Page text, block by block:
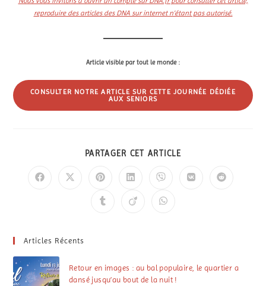
reproduire des articles des DNA sur internet n’étant pas autorisé.
Article visible par tout le monde :
CONSULTER NOTRE ARTICLE SUR CETTE JOURNÉE DÉDIÉE
AUX SENIORS
PARTAGER CET ARTICLE
Articles Récents
Retour en images : au bal populaire, le quartier a
dansé jusqu’au bout de la nuit !